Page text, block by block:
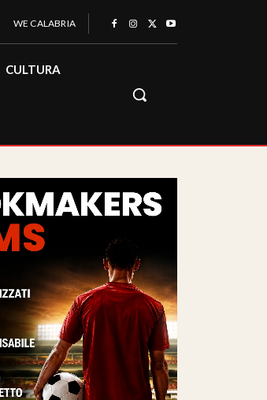
WE CALABRIA
CULTURA